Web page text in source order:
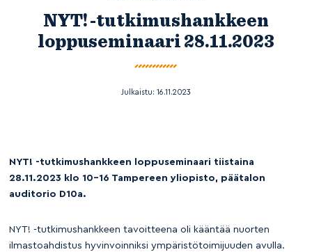
NYT! -tutkimushankkeen
loppuseminaari 28.11.2023
Julkaistu: 16.11.2023
NYT! -tutkimushankkeen loppuseminaari tiistaina
28.11.2023 klo 10–16 Tampereen yliopisto, päätalon
auditorio D10a.
NYT! -tutkimushankkeen tavoitteena oli kääntää nuorten
ilmastoahdistus hyvinvoinniksi ympäristötoimijuuden avulla.